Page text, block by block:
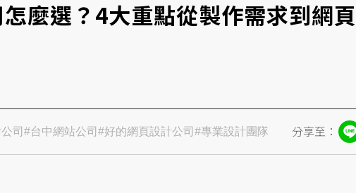
麼選？4大重點從製作需求到網
司#台中網站公司#好的網頁設計公司#專業設計團隊 分享至：